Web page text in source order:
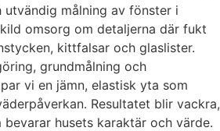
målning av fönster i
omsorg om detaljerna där fukt
kittfalsar och glaslister.
grundmålning och
vi en jämn, elastisk yta som
Resultatet blir vackra,
husets karaktär och värde.